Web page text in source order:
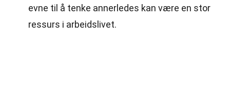
evne til å tenke annerledes kan være en stor
ressurs i arbeidslivet.